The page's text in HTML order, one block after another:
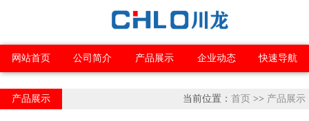
网站首页 公司简介 产品展示 企业动态 快速导航
当前位置： 首页 >> 产品展示
产品展示